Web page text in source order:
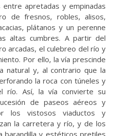
entre apretadas y empinadas
de fresnos, robles, alisos,
plátanos y un perenne
altas cumbres. A partir del
arcadas, el culebreo del río y
Por ello, la vía prescinde
natural y, al contrario que la
la roca con túneles y
río. Así, la vía convierte su
de paseos aéreos y
los vistosos viaductos y
la carretera y río, y de los
barandilla y estéticos pretiles